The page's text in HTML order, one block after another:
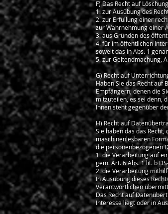
F) Das Recht auf
1. zur Ausübung des
2. zur Erfüllung einer
zur Wahrnehmung einer
3. aus Gründen des
4. für im öffentlichen
soweit das in Abs. 1
5. zur Geltendmachung,
G) Recht auf
Haben Sie das Recht
Empfängern, denen die
mitzuteilen, es sei denn,
Ihnen steht gegenüber
H) Recht auf
Sie haben das das
maschinenlesbaren
die personenbezogenen
1. die Verarbeitung auf
gem. Art. 6 Abs. 1 lit. b
2. die Verarbeitung
In Ausübung dieses
Verantwortlichen
Das Recht auf
Interesse liegt oder in